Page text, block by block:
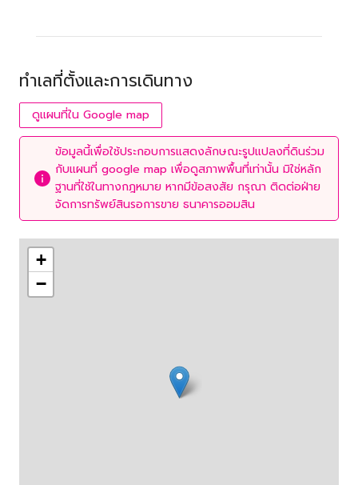
ทำเลที่ตั้งและการเดินทาง
ดูแผนที่ใน Google map
ข้อมูลนี้เพื่อใช้ประกอบการแสดงลักษณะรูปแปลงที่ดินร่วม
กับแผนที่ google map เพื่อดูสภาพพื้นที่เท่านั้น มิใช่หลัก
ฐานที่ใช้ในทางกฎหมาย หากมีข้อสงสัย กรุณา ติดต่อฝ่าย
จัดการทรัพย์สินรอการขาย ธนาคารออมสิน
+
−